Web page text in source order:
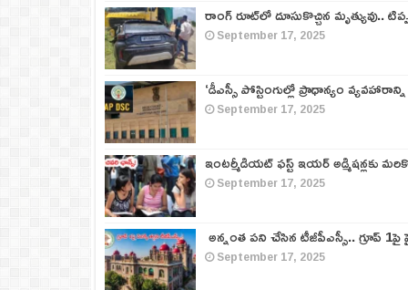
రాంగ్ రూట్‌లో దూసుకొచ్చిన మృత్యువు..
September 17, 2025
‘డీఎస్సీ పోస్టింగుల్లో ప్రాధాన్యం
September 17, 2025
ఇంటర్మీడియట్ ఫస్ట్‌ ఇయర్‌ అడ్మిషన్లకు
September 17, 2025
అన్నంత పని చేసిన టీజీపీఎస్సీ.. గ్రూప్‌
September 17, 2025